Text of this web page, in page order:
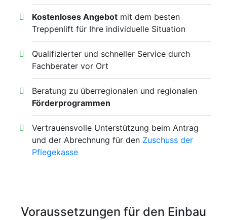
Kostenloses Angebot mit dem besten
Treppenlift für Ihre individuelle Situation
Qualifizierter und schneller Service durch
Fachberater vor Ort
Beratung zu überregionalen und regionalen
Förderprogrammen
Vertrauensvolle Unterstützung beim Antrag
und der Abrechnung für den Zuschuss der
Pflegekasse
Voraussetzungen für den Einbau